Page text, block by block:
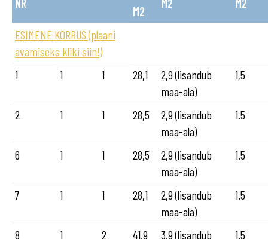
NR
M2
M2
M2
ESIMENE KORRUS (plaani
avamiseks kliki siin!)
1
1 1 28,1
2,9 (lisandub
maa-ala)
1,5
2 1 1 28,5
2,9 (lisandub
maa-ala)
1.5
6 1 1 28,5
2,9 (lisandub
maa-ala)
1.5
7 1 1 28,1
2,9 (lisandub
maa-ala)
1.5
8 1 2 41,9
3,9 (lisandub
1.5